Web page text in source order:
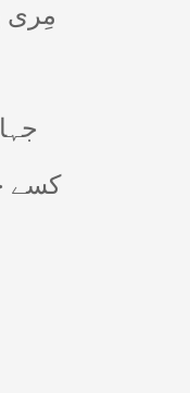
مِری
کسے